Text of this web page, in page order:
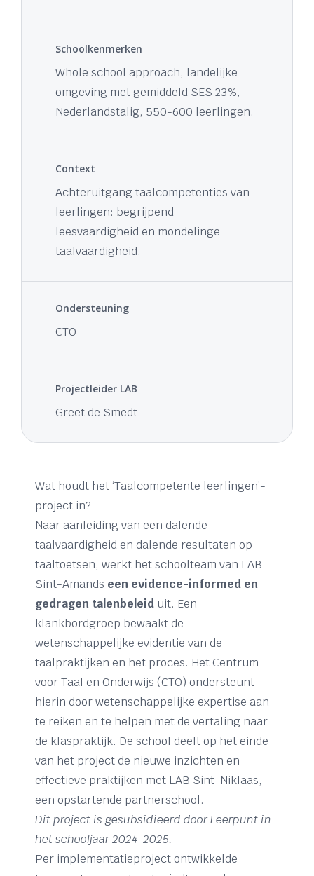
Schoolkenmerken
Whole school approach, landelijke
omgeving met gemiddeld SES 23%,
Nederlandstalig, 550-600 leerlingen.
Context
Achteruitgang taalcompetenties van
leerlingen: begrijpend
leesvaardigheid en mondelinge
taalvaardigheid.
Ondersteuning
CTO
Projectleider LAB
Greet de Smedt
Wat houdt het ‘Taalcompetente leerlingen’-
project in?
Naar aanleiding van een dalende
taalvaardigheid en dalende resultaten op
taaltoetsen, werkt het schoolteam van LAB
Sint-Amands een evidence-informed en
gedragen talenbeleid uit. Een
klankbordgroep bewaakt de
wetenschappelijke evidentie van de
taalpraktijken en het proces. Het Centrum
voor Taal en Onderwijs (CTO) ondersteunt
hierin door wetenschappelijke expertise aan
te reiken en te helpen met de vertaling naar
de klaspraktijk. De school deelt op het einde
van het project de nieuwe inzichten en
effectieve praktijken met LAB Sint-Niklaas,
een opstartende partnerschool.
Dit project is gesubsidieerd door Leerpunt in
het schooljaar 2024-2025.
Per implementatieproject ontwikkelde